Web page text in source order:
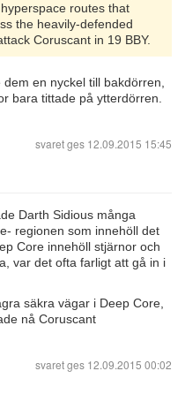
routes that
the heavily-defended
Coruscant in 19 BBY.
en nyckel till bakdörren,
bara tittade på ytterdörren.
svaret ges 12.09.2015 15:45
Darth Sidious många
regionen som innehöll det
Core innehöll stjärnor och
var det ofta farligt att gå in i
säkra vägar i Deep Core,
nå Coruscant
svaret ges 12.09.2015 00:02